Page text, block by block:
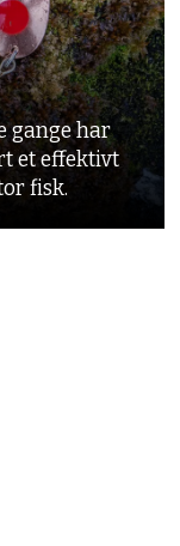
gange har
et effektivt
fisk.